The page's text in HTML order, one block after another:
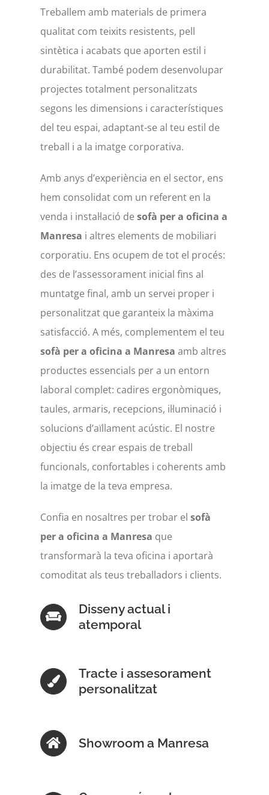
Treballem amb materials de primera
qualitat com teixits resistents, pell
sintètica i acabats que aporten estil i
durabilitat. També podem desenvolupar
projectes totalment personalitzats
segons les dimensions i característiques
del teu espai, adaptant-se al teu estil de
treball i a la imatge corporativa.
Amb anys d’experiència en el sector, ens
hem consolidat com un referent en la
venda i instal·lació desofà per a oficina a
Manresa i altres elements de mobiliari
corporatiu. Ens ocupem de tot el procés:
des de l’assessorament inicial fins al
muntatge final, amb un servei proper i
personalitzat que garanteix la màxima
satisfacció. A més, complementem el teu
sofà per a oficina a Manresa amb altres
productes essencials per a un entorn
laboral complet: cadires ergonòmiques,
taules, armaris, recepcions, il·luminació i
solucions d’aïllament acústic. El nostre
objectiu és crear espais de treball
funcionals, confortables i coherents amb
la imatge de la teva empresa.
Confia en nosaltres per trobar elsofà
per a oficina a Manresa que
transformarà la teva oficina i aportarà
comoditat als teus treballadors i clients.
Disseny actual i
atemporal
Tracte i assesorament
personalitzat
Showroom a Manresa